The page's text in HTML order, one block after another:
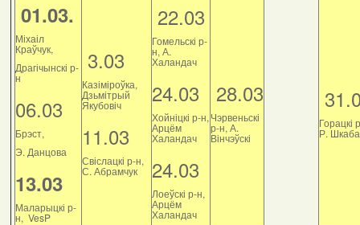
01.03.
Міхаіл
Краўчук,
Драгічынскі р-
н
06.03
Брэст,
Э. Данцова
13.03
Маларыцкі р-
н, VesP
3.03
Казіміроўка,
Дзьмітрый
Якубовіч
11.03
Свіслацкі р-н,
С. Абрамчук
22.03
Гомельскі р-
н, А.
Халандач
24.03
Хойніцкі р-н,
Арцём
Халандач
24.03
Лоеўскі р-н,
Арцём
Халандач
28.03
Чэрвеньскі
р-н, А.
Вінчэўскі
Горацкі
Р.